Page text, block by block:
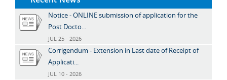
Notice - ONLINE submission of application for the
Post Docto...
JUL 25 - 2026
Corrigendum - Extension in Last date of Receipt of
Applicati...
JUL 10 - 2026